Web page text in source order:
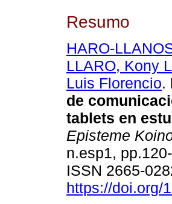
Resumo
HARO-
LLARO, Kony
Luis Florencio.
de
tablets en
Episteme
n.esp1,
ISSN 2665-
https://doi.org/